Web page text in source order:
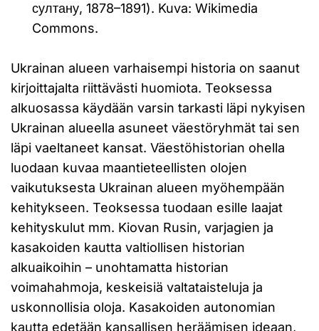
султану, 1878–1891). Kuva: Wikimedia
Commons.
Ukrainan alueen varhaisempi historia on saanut
kirjoittajalta riittävästi huomiota. Teoksessa
alkuosassa käydään varsin tarkasti läpi nykyisen
Ukrainan alueella asuneet väestöryhmät tai sen
läpi vaeltaneet kansat. Väestöhistorian ohella
luodaan kuvaa maantieteellisten olojen
vaikutuksesta Ukrainan alueen myöhempään
kehitykseen. Teoksessa tuodaan esille laajat
kehityskulut mm. Kiovan Rusin, varjagien ja
kasakoiden kautta valtiollisen historian
alkuaikoihin – unohtamatta historian
voimahahmoja, keskeisiä valtataisteluja ja
uskonnollisia oloja. Kasakoiden autonomian
kautta edetään kansallisen heräämisen ideaan,